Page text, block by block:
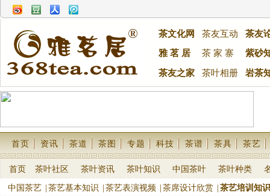
茶文化网 茶友互动
茶友
雅 茗 居
茶 家 寨 紫砂
茶友之家 茶叶相册 岩茶
首页 资讯 茶道 茶图 专题 科技 茶谱 茶具 茶艺
首页 茶叶社区 茶叶资讯 茶叶知识 中国茶叶 茶叶种类
中国茶艺 茶艺基本知识 茶艺表演视频 茶席设计欣赏 茶艺培训知识